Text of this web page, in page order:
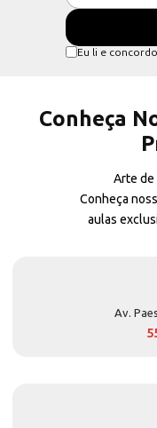
Eu li e
Conheça
Arte de
Conheça
aulas
Av.